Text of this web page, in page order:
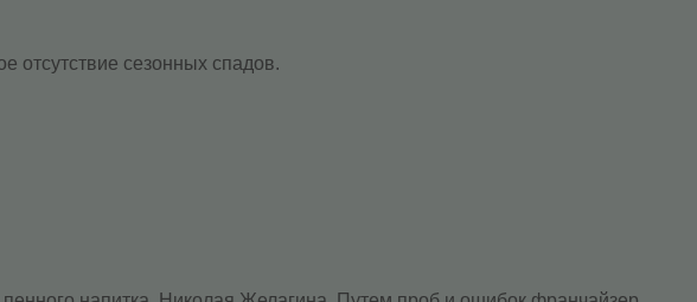
отсутствие сезонных спадов.